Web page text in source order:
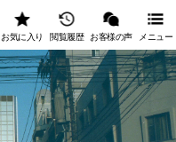
お気に入り 閲覧履歴 お客様の声 メニュー